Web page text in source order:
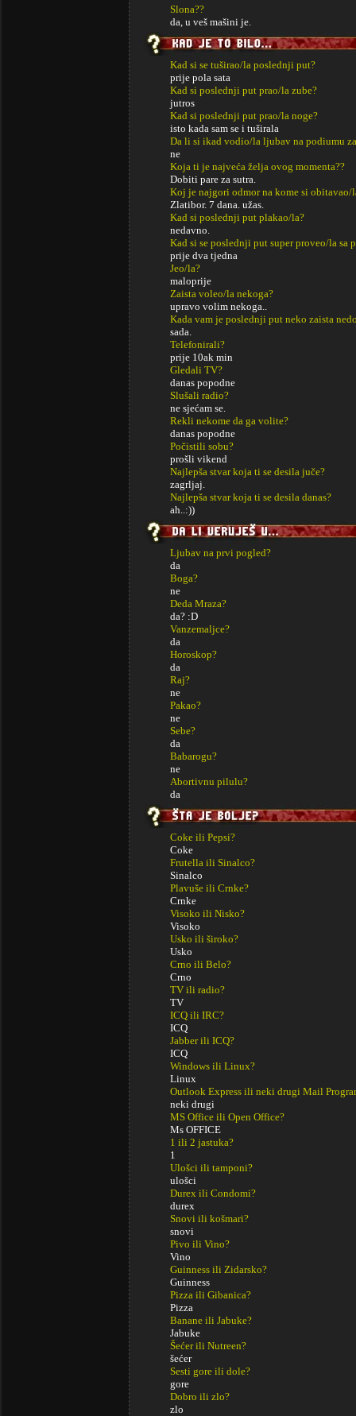
Slona??
da, u veš mašini je.
Kad si se tuširao/la poslednji put?
prije pola sata
Kad si poslednji put prao/la zube?
jutros
Kad si poslednji put prao/la noge?
isto kada sam se i tuširala
Da li si ikad vodio/la ljubav na podiumu
ne
Koja ti je najveća želja ovog momenta??
Dobiti pare za sutra.
Koj je najgori odmor na kome si obitavao/
Zlatibor. 7 dana. užas.
Kad si poslednji put plakao/la?
nedavno.
Kad si se poslednji put super proveo/la sa
prije dva tjedna
Jeo/la?
maloprije
Zaista voleo/la nekoga?
upravo volim nekoga..
Kada vam je poslednji put neko zaista
sada.
Telefonirali?
prije 10ak min
Gledali TV?
danas popodne
Slušali radio?
ne sjećam se.
Rekli nekome da ga volite?
danas popodne
Počistili sobu?
prošli vikend
Najlepša stvar koja ti se desila juče?
zagrljaj.
Najlepša stvar koja ti se desila danas?
ah..:))
Ljubav na prvi pogled?
da
Boga?
ne
Deda Mraza?
da? :D
Vanzemaljce?
da
Horoskop?
da
Raj?
ne
Pakao?
ne
Sebe?
da
Babarogu?
ne
Abortivnu pilulu?
da
Coke ili Pepsi?
Coke
Frutella ili Sinalco?
Sinalco
Plavuše ili Crnke?
Crnke
Visoko ili Nisko?
Visoko
Usko ili široko?
Usko
Crno ili Belo?
Crno
TV ili radio?
TV
ICQ ili IRC?
ICQ
Jabber ili ICQ?
ICQ
Windows ili Linux?
Linux
Outlook Express ili neki drugi Mail
neki drugi
MS Office ili Open Office?
Ms OFFICE
1 ili 2 jastuka?
1
Ulošci ili tamponi?
ulošci
Durex ili Condomi?
durex
Snovi ili košmari?
snovi
Pivo ili Vino?
Vino
Guinness ili Zidarsko?
Guinness
Pizza ili Gibanica?
Pizza
Banane ili Jabuke?
Jabuke
Šećer ili Nutreen?
šećer
Sesti gore ili dole?
gore
Dobro ili zlo?
zlo